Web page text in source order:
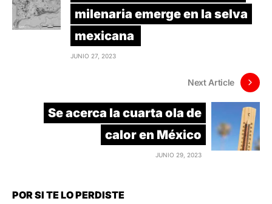
milenaria emerge en la selva
mexicana
JUNIO 27, 2023
Next Article
Se acerca la cuarta ola de
calor en México
JUNIO 29, 2023
POR SI TE LO PERDISTE